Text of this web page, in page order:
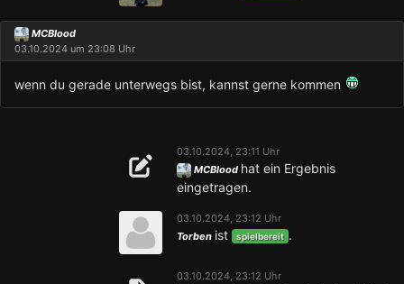
MCBlood
03.10.2024 um 23:08 Uhr
wenn du gerade unterwegs bist, kannst gerne kommen
03.10.2024, 23:11 Uhr
MCBlood hat ein Ergebnis
eingetragen.
03.10.2024, 23:12 Uhr
Torben ist spielbereit .
03.10.2024, 23:12 Uhr